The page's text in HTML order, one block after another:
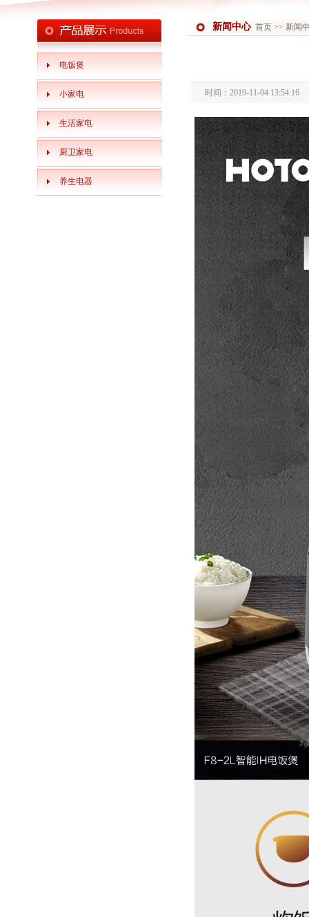
首页 >> 新闻
新闻中心
时间：2019-11-04 13:54:16
电饭煲
小家电
生活家电
厨卫家电
养生电器